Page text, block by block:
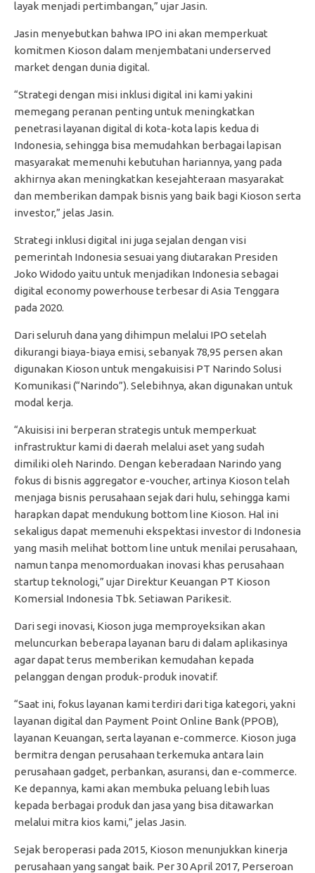
layak menjadi pertimbangan,” ujar Jasin.
Jasin menyebutkan bahwa IPO ini akan memperkuat
komitmen Kioson dalam menjembatani underserved
market dengan dunia digital.
“Strategi dengan misi inklusi digital ini kami yakini
memegang peranan penting untuk meningkatkan
penetrasi layanan digital di kota-kota lapis kedua di
Indonesia, sehingga bisa memudahkan berbagai lapisan
masyarakat memenuhi kebutuhan hariannya, yang pada
akhirnya akan meningkatkan kesejahteraan masyarakat
dan memberikan dampak bisnis yang baik bagi Kioson serta
investor,” jelas Jasin.
Strategi inklusi digital ini juga sejalan dengan visi
pemerintah Indonesia sesuai yang diutarakan Presiden
Joko Widodo yaitu untuk menjadikan Indonesia sebagai
digital economy powerhouse terbesar di Asia Tenggara
pada 2020.
Dari seluruh dana yang dihimpun melalui IPO setelah
dikurangi biaya-biaya emisi, sebanyak 78,95 persen akan
digunakan Kioson untuk mengakuisisi PT Narindo Solusi
Komunikasi (“Narindo”). Selebihnya, akan digunakan untuk
modal kerja.
“Akuisisi ini berperan strategis untuk memperkuat
infrastruktur kami di daerah melalui aset yang sudah
dimiliki oleh Narindo. Dengan keberadaan Narindo yang
fokus di bisnis aggregator e-voucher, artinya Kioson telah
menjaga bisnis perusahaan sejak dari hulu, sehingga kami
harapkan dapat mendukung bottom line Kioson. Hal ini
sekaligus dapat memenuhi ekspektasi investor di Indonesia
yang masih melihat bottom line untuk menilai perusahaan,
namun tanpa menomorduakan inovasi khas perusahaan
startup teknologi,” ujar Direktur Keuangan PT Kioson
Komersial Indonesia Tbk. Setiawan Parikesit.
Dari segi inovasi, Kioson juga memproyeksikan akan
meluncurkan beberapa layanan baru di dalam aplikasinya
agar dapat terus memberikan kemudahan kepada
pelanggan dengan produk-produk inovatif.
“Saat ini, fokus layanan kami terdiri dari tiga kategori, yakni
layanan digital dan Payment Point Online Bank (PPOB),
layanan Keuangan, serta layanan e-commerce. Kioson juga
bermitra dengan perusahaan terkemuka antara lain
perusahaan gadget, perbankan, asuransi, dan e-commerce.
Ke depannya, kami akan membuka peluang lebih luas
kepada berbagai produk dan jasa yang bisa ditawarkan
melalui mitra kios kami,” jelas Jasin.
Sejak beroperasi pada 2015, Kioson menunjukkan kinerja
perusahaan yang sangat baik. Per 30 April 2017, Perseroan